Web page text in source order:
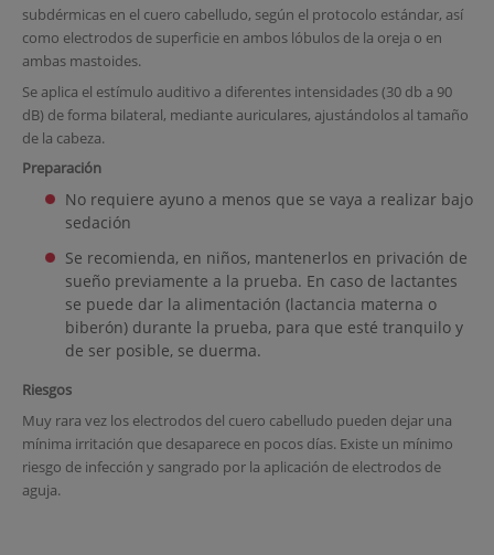
subdérmicas en el cuero cabelludo, según el protocolo estándar, así
como electrodos de superficie en ambos lóbulos de la oreja o en
ambas mastoides.
Se aplica el estímulo auditivo a diferentes intensidades (30 db a 90
dB) de forma bilateral, mediante auriculares, ajustándolos al tamaño
de la cabeza.
Preparación
No requiere ayuno a menos que se vaya a realizar bajo
sedación
Se recomienda, en niños, mantenerlos en privación de
sueño previamente a la prueba. En caso de lactantes
se puede dar la alimentación (lactancia materna o
biberón) durante la prueba, para que esté tranquilo y
de ser posible, se duerma.
Riesgos
Muy rara vez los electrodos del cuero cabelludo pueden dejar una
mínima irritación que desaparece en pocos días. Existe un mínimo
riesgo de infección y sangrado por la aplicación de electrodos de
aguja.